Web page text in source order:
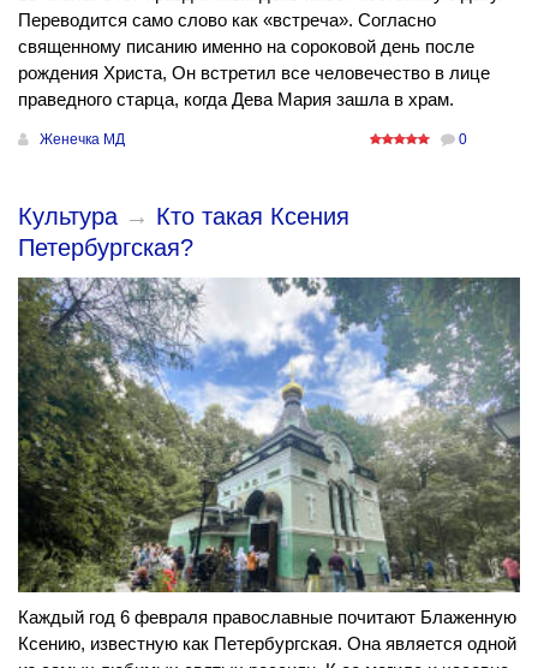
Переводится само слово как «встреча». Согласно
священному писанию именно на сороковой день после
рождения Христа, Он встретил все человечество в лице
праведного старца, когда Дева Мария зашла в храм.
Женечка МД 0
Культура → Кто такая Ксения
Петербургская?
Каждый год 6 февраля православные почитают Блаженную
Ксению, известную как Петербургская. Она является одной